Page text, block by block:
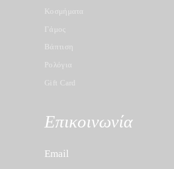
Κοσμήματα
Γάμος
Βάπτιση
Ρολόγια
Gift Card
Επικοινωνία
Email